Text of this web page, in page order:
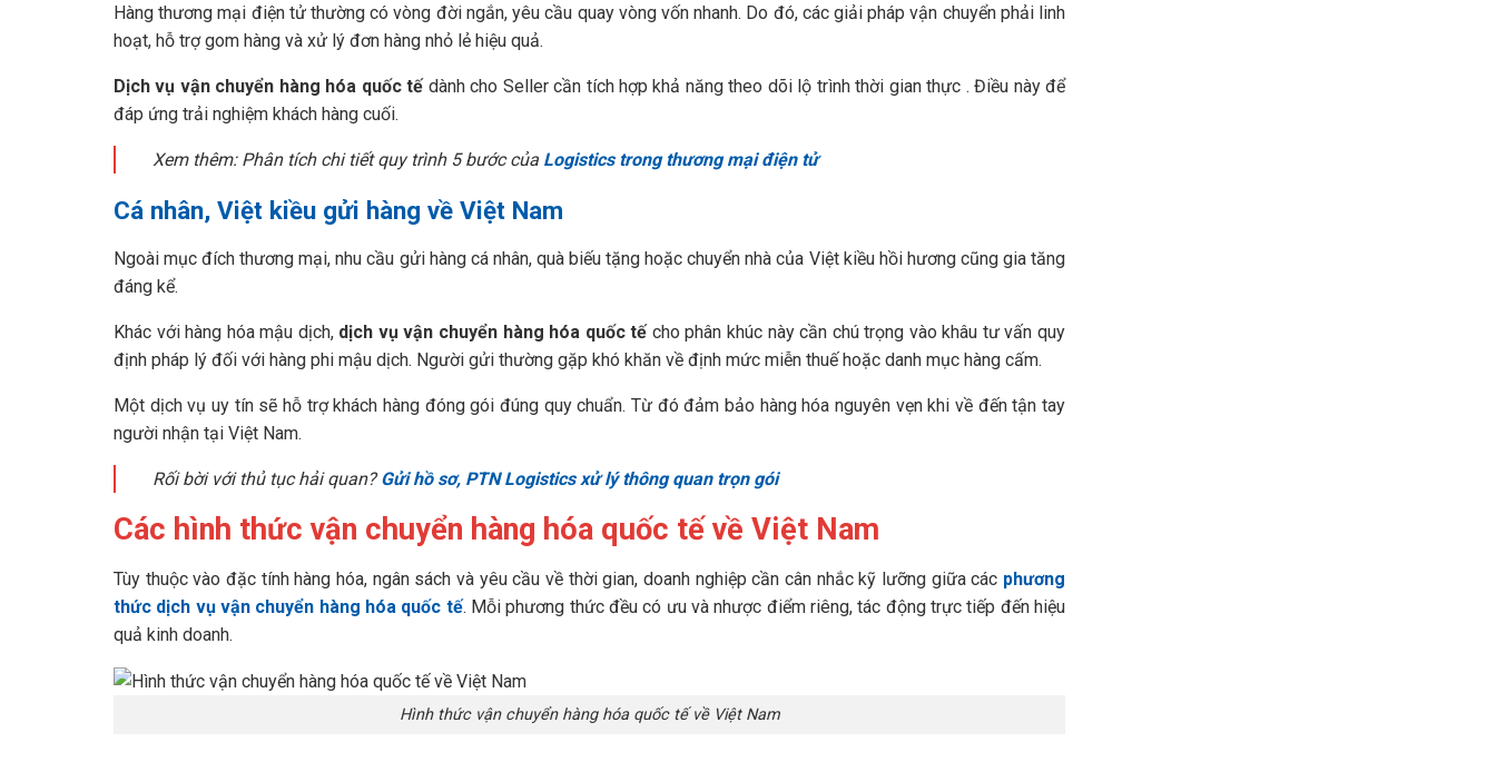
Hàng thương mại điện tử thường có vòng đời ngắn, yêu cầu quay vòng vốn nhanh. Do đó, các giải pháp vận chuyển phải linh
hoạt, hỗ trợ gom hàng và xử lý đơn hàng nhỏ lẻ hiệu quả.
Dịch vụ vận chuyển hàng hóa quốc tếdành cho Seller cần tích hợp khả năng theo dõi lộ trình thời gian thực . Điều này để
đáp ứng trải nghiệm khách hàng cuối.
Xem thêm: Phân tích chi tiết quy trình 5 bước của Logistics trong thương mại điện tử
Cá nhân, Việt kiều gửi hàng về Việt Nam
Ngoài mục đích thương mại, nhu cầu gửi hàng cá nhân, quà biếu tặng hoặc chuyển nhà của Việt kiều hồi hương cũng gia tăng
đáng kể.
Khác với hàng hóa mậu dịch, dịch vụ vận chuyển hàng hóa quốc tế cho phân khúc này cần chú trọng vào khâu tư vấn quy
định pháp lý đối với hàng phi mậu dịch. Người gửi thường gặp khó khăn về định mức miễn thuế hoặc danh mục hàng cấm.
Một dịch vụ uy tín sẽ hỗ trợ khách hàng đóng gói đúng quy chuẩn. Từ đó đảm bảo hàng hóa nguyên vẹn khi về đến tận tay
người nhận tại Việt Nam.
Rối bời với thủ tục hải quan?Gửi hồ sơ, PTN Logistics xử lý thông quan trọn gói
Các hình thức vận chuyển hàng hóa quốc tế về Việt Nam
Tùy thuộc vào đặc tính hàng hóa, ngân sách và yêu cầu về thời gian, doanh nghiệp cần cân nhắc kỹ lưỡng giữa các phương
thức dịch vụ vận chuyển hàng hóa quốc tế. Mỗi phương thức đều có ưu và nhược điểm riêng, tác động trực tiếp đến hiệu
quả kinh doanh.
Hình thức vận chuyển hàng hóa quốc tế về Việt Nam